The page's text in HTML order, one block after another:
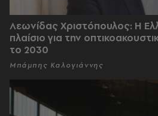
Λεωνίδας Χριστόπουλος: Η
πλαίσιο για την
το 2030
Μπάμπης Καλογιάννης